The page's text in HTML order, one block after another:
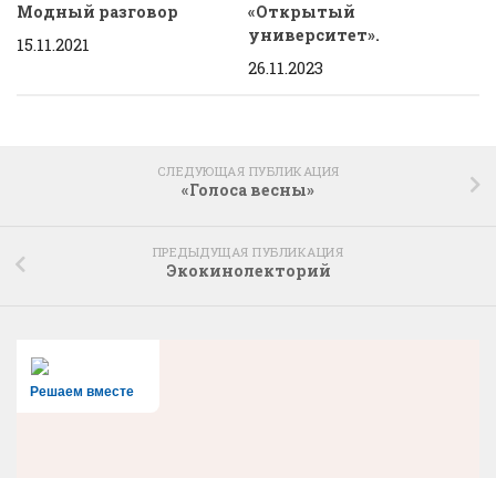
Модный разговор
15.11.2021
«Открытый
университет».
26.11.2023
СЛЕДУЮЩАЯ ПУБЛИКАЦИЯ
«Голоса весны»
ПРЕДЫДУЩАЯ ПУБЛИКАЦИЯ
Экокинолекторий
Решаем вместе